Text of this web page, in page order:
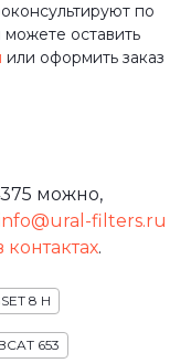
по
оставить
или оформить заказ
можно,
filters.ru
.
8 H
653